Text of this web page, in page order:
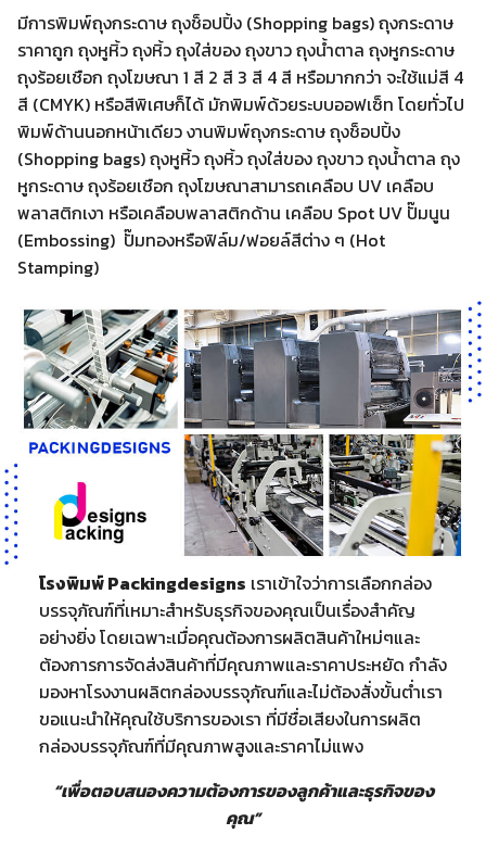
มีการพิมพ์ถุงกระดาษ ถุงช็อปปิ้ง (Shopping bags) ถุงกระดาษ
ราคาถูก ถุงหูหิ้ว ถุงหิ้ว ถุงใส่ของ ถุงขาว ถุงน้ำตาล ถุงหูกระดาษ
ถุงร้อยเชือก ถุงโฆษณา 1 สี 2 สี 3 สี 4 สี หรือมากกว่า จะใช้แม่สี 4
สี (CMYK) หรือสีพิเศษก็ได้ มักพิมพ์ด้วยระบบออฟเซ็ท โดยทั่วไป
พิมพ์ด้านนอกหน้าเดียว งานพิมพ์ถุงกระดาษ ถุงช็อปปิ้ง
(Shopping bags) ถุงหูหิ้ว ถุงหิ้ว ถุงใส่ของ ถุงขาว ถุงน้ำตาล ถุง
หูกระดาษ ถุงร้อยเชือก ถุงโฆษณาสามารถเคลือบ UV เคลือบ
พลาสติกเงา หรือเคลือบพลาสติกด้าน เคลือบ Spot UV ปั๊มนูน
(Embossing) ปั๊มทองหรือฟิล์ม/ฟอยล์สีต่าง ๆ (Hot
Stamping)
โรงพิมพ์ Packingdesigns เราเข้าใจว่าการเลือกกล่อง
บรรจุภัณฑ์ที่เหมาะสำหรับธุรกิจของคุณเป็นเรื่องสำคัญ
อย่างยิ่ง โดยเฉพาะเมื่อคุณต้องการผลิตสินค้าใหม่ๆและ
ต้องการการจัดส่งสินค้าที่มีคุณภาพและราคาประหยัด กำลัง
มองหาโรงงานผลิตกล่องบรรจุภัณฑ์และไม่ต้องสั่งขั้นต่ำเรา
ขอแนะนำให้คุณใช้บริการของเรา ที่มีชื่อเสียงในการผลิต
กล่องบรรจุภัณฑ์ที่มีคุณภาพสูงและราคาไม่แพง
“เพื่อตอบสนองความต้องการของลูกค้าและธุรกิจของ
คุณ”